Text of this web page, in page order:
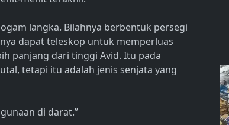
langka. Bilahnya berbentuk persegi
dapat teleskop untuk memperluas
panjang dari tinggi Avid. Itu pada
tetapi itu adalah jenis senjata yang
di darat.”